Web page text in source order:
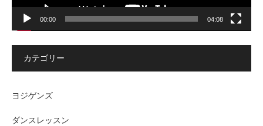
00:00 04:08
カテゴリー
ヨジゲンズ
ダンスレッスン